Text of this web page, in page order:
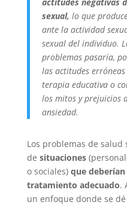
sexual, lo que
ante la actividad
sexual del individuo.
problemas pasaría,
las actitudes
terapia educativa o
los mitos y prejuicios
ansiedad.
Los problemas de salud
de situaciones
o sociales)que
tratamiento adecuado.
un enfoque donde se